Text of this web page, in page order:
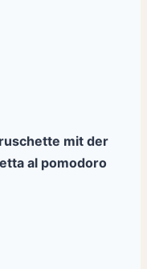
mit der
al pomodoro